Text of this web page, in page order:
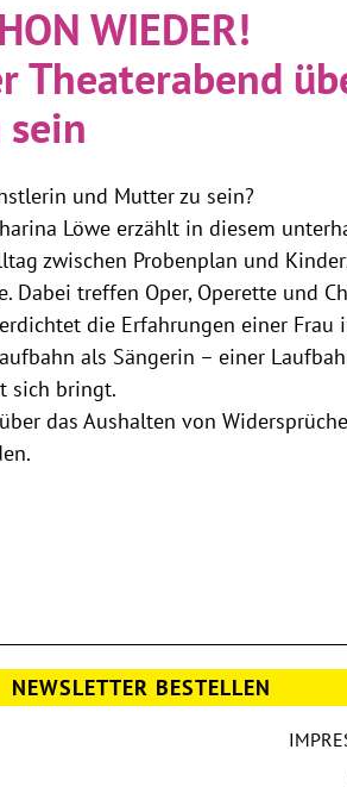
WIEDER!
Theaterabend
und Mutter zu sein?
Löwe erzählt in diesem
zwischen Probenplan und
Dabei treffen Oper, Operette und
die Erfahrungen einer Frau
als Sängerin – einer
sich bringt.
das Aushalten von
NEWSLETTER BESTELLEN